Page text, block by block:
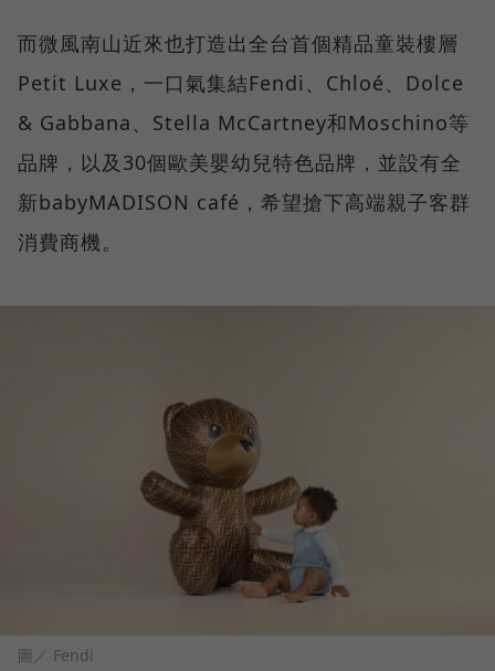
而微風南山近來也打造出全台首個精品童裝樓層
Petit Luxe，一口氣集結Fendi、Chloé、Dolce
& Gabbana、Stella McCartney和Moschino等
品牌，以及30個歐美嬰幼兒特色品牌，並設有全
新babyMADISON café，希望搶下高端親子客群
消費商機。
圖／ Fendi